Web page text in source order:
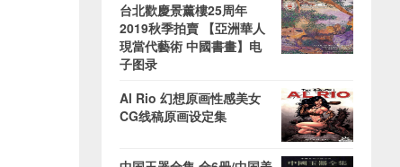
台北歡慶景薰樓25周年
2019秋季拍賣 【亞洲華人
現當代藝術 中國書畫】电
子图录
Al Rio 幻想原画性感美女
CG线稿原画设定集